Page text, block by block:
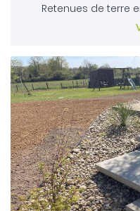
Retenues de terre